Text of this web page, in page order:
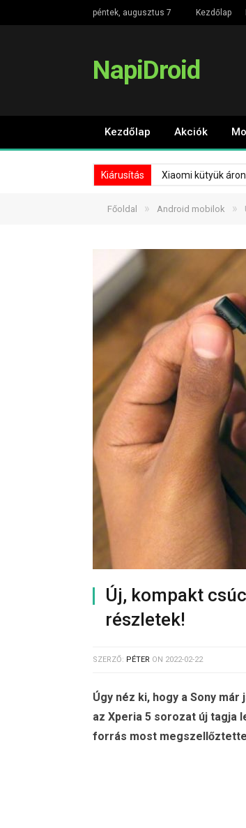
péntek, augusztus 7 Kezdőlap
NapiDroid
Kezdőlap Akciók
Kiárusítás Xiaomi kütyük áron
Főoldal » Android mobilok »
Új, kompakt
részletek!
SZERZŐ: PÉTER ON 2022-02-22
Úgy néz ki, hogy a Sony
az Xperia 5 sorozat új tagja
forrás most